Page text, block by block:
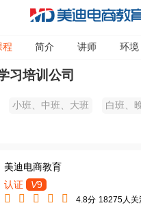
程 简介 讲师 环境
习培训公司
小班、中班、大班 白班、
美迪电商教育
认证
V9
4.8分 18275人关